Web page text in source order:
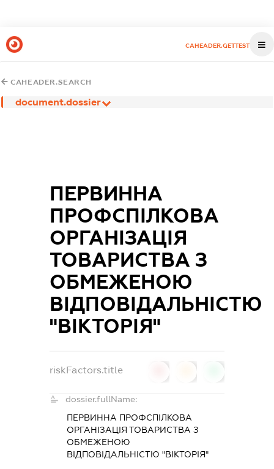
CAHEADER.GETTEST
CAHEADER.SEARCH
document.dossier
ПЕРВИННА
ПРОФСПІЛКОВА
ОРГАНІЗАЦІЯ
ТОВАРИСТВА З
ОБМЕЖЕНОЮ
ВІДПОВІДАЛЬНІСТЮ
"ВІКТОРІЯ"
riskFactors.title
dossier.fullName:
ПЕРВИННА ПРОФСПІЛКОВА
ОРГАНІЗАЦІЯ ТОВАРИСТВА З
ОБМЕЖЕНОЮ
ВІДПОВІДАЛЬНІСТЮ "ВІКТОРІЯ"